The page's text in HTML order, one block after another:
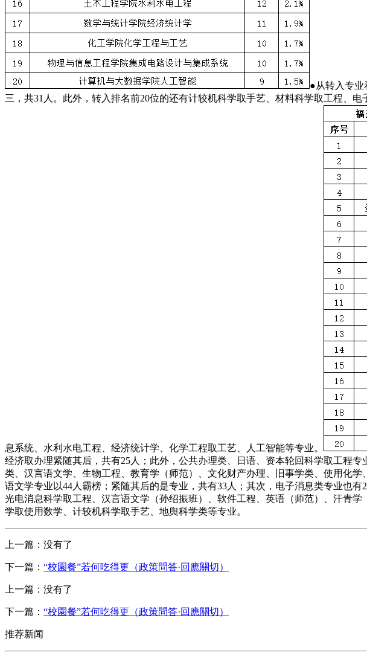
●从转入专业
三，共31人。此外，转入排名前20位的还有计较机科学取手艺、材料科学取工程、
息系统、水利水电工程、经济统计学、化学工程取工艺、人工智能等专业。
经济取办理紧随其后，共有25人；此外，公共办理类、日语、资本轮回科学取工程
类、汉言语文学、生物工程、教育学（师范）、文化财产办理、旧事学类、使用化
语文学专业以44人霸榜；紧随其后的是专业，共有33人；其次，电子消息类专业也
光电消息科学取工程、汉言语文学（孙绍振班）、软件工程、英语（师范）、汗青
学取使用数学、计较机科学取手艺、地舆科学类等专业。
上一篇：没有了
下一篇： “校園餐”若何吃得更（政策問答·回應關切）
上一篇：没有了
下一篇： “校園餐”若何吃得更（政策問答·回應關切）
推荐新闻